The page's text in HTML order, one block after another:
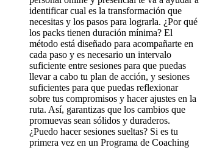
identificar cual es la transformación que
necesitas y los pasos para lograrla. ¿Por qué
los packs tienen duración mínima? El
método está diseñado para acompañarte en
cada paso y es necesario un intervalo
suficiente entre sesiones para que puedas
llevar a cabo tu plan de acción, y sesiones
suficientes para que puedas reflexionar
sobre tus compromisos y hacer ajustes en la
ruta. Así, garantizas que los cambios que
promuevas sean sólidos y duraderos.
¿Puedo hacer sesiones sueltas? Si es tu
primera vez en un Programa de Coaching